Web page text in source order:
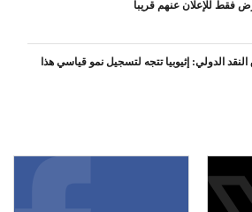
الدولي: إثيوبيا تتجه لتسجيل نمو قياسي هذا